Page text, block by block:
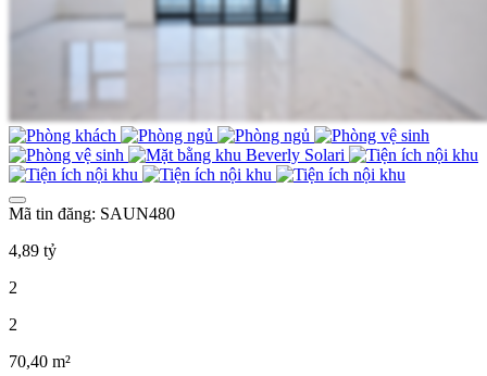
Mã tin đăng: SAUN480
4,89 tỷ
2
2
70,40 m²